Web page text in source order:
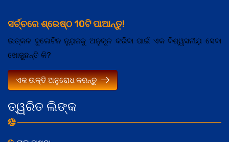
ତ୍ୱରିତ ଲିଙ୍କ
ସର୍ଚ୍ଚରେ ଶ୍ରେଷ୍ଠ 10ଟି ପାଆନ୍ତୁ!
ଉତ୍କଳ ବୁଲେଟିନ ନ୍ଯ଼ୁଜକୁ ଅନୁକୂଳ କରିବା ପାଇଁ ଏକ ବିଶ୍ୱସନୀଯ଼ ସେବା
ଖୋଜୁଛନ୍ତି କି?
ଏକ ଉକ୍ତି ଅନୁରୋଧ କରନ୍ତୁ